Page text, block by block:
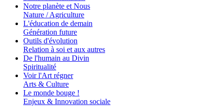
Notre planète et Nous
Nature / Agriculture
L'éducation de demain
Génération future
Outils d'évolution
Relation à soi et aux autres
De l'humain au Divin
Spiritualité
Voir l'Art régner
Arts & Culture
Le monde bouge !
Enjeux & Innovation sociale